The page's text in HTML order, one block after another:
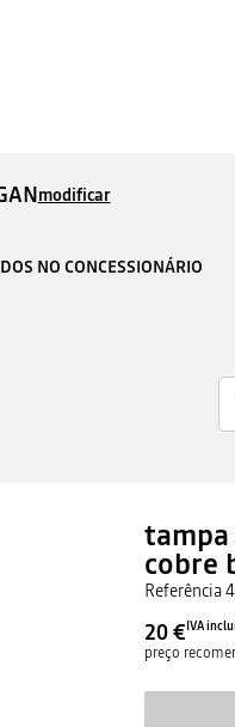
modificar
NO CONCESSIONÁRIO
cobre
Referência
20 €IVA
preço